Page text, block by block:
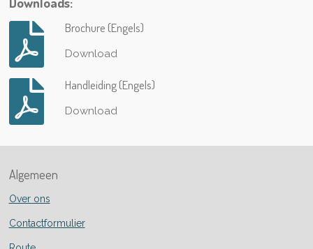
Brochure (Engels)
Download
Handleiding (Engels)
Download
Algemeen
Over ons
Contactformulier